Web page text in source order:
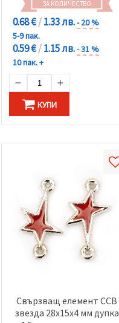
ЗА КОЛИЧЕСТВО
0.68 €/1.33 лв.- 20 %
5-9 пак.
0.59 €/1.15 лв.- 31 %
10 пак. +
КУПИ
Свързващ елемент CCB
звезда 28x15x4 мм дупка